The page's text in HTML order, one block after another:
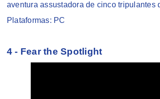
aventura assustadora de cinco tripulantes
Plataformas: PC
4 - Fear the Spotlight